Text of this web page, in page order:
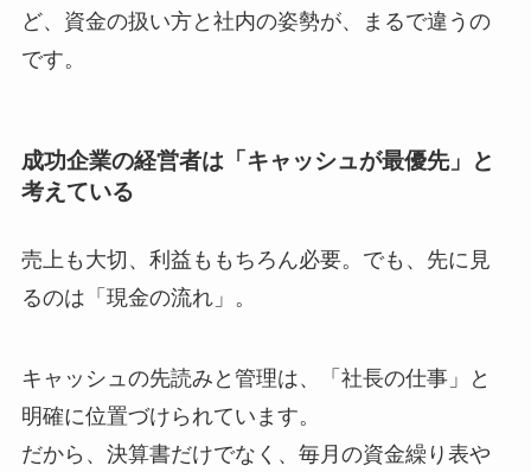
ど、資金の扱い方と社内の姿勢が、まるで違うの
です。
成功企業の経営者は「キャッシュが最優先」と
考えている
売上も大切、利益ももちろん必要。でも、先に見
るのは「現金の流れ」。
キャッシュの先読みと管理は、「社長の仕事」と
明確に位置づけられています。
だから、決算書だけでなく、毎月の資金繰り表や